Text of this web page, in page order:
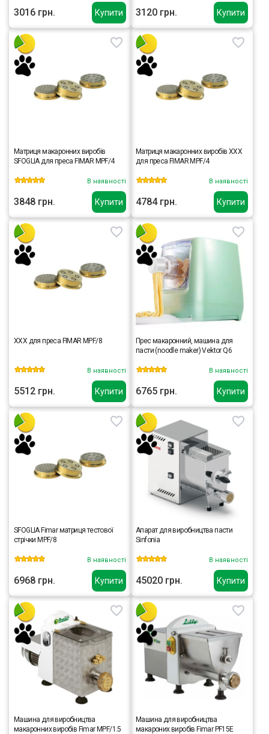
Купити
3016 грн. Купити
3120 грн.
Купити
Матриця макаронних виробів
SFOGLIA для преса FIMAR MPF/4
В наявності
3848 грн. Купити
Матриця макаронних виробів XXX
для преса FIMAR MPF/4
В наявності
4784 грн.
Купити
XXX для преса FIMAR MPF/8
В наявності
5512 грн. Купити
Прес макаронний, машина для
пасти (noodle maker) Vektor Q6
В наявності
6765 грн.
Купити
SFOGLIA Fimar матриця тестової
стрічки MPF/8
В наявності
6968 грн. Купити
Апарат для виробництва пасти
Sinfonia
В наявності
45020 грн.
Машина для виробництва
макаронних виробів Fimar MPF/1.5
Машина для виробництва
макароних виробів Fimar PF15E